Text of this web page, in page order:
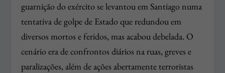
guarnição do exército se levantou em Santiago numa
tentativa de golpe de Estado que redundou em
diversos mortos e feridos, mas acabou debelada. O
cenário era de confrontos diários na ruas, greves e
paralizações, além de ações abertamente terroristas